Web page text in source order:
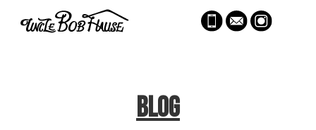
Blog